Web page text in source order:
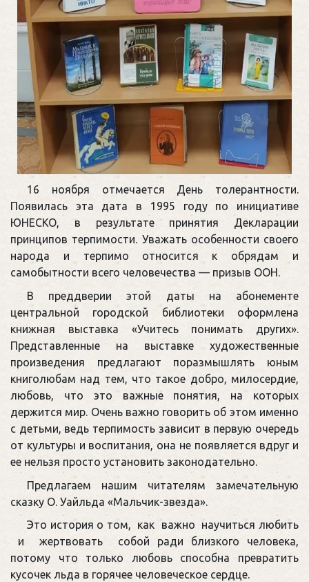
16 ноября отмечается День толерантности.
Появилась эта дата в 1995 году по инициативе
ЮНЕСКО, в результате принятия Декларации
принципов терпимости. Уважать особенности своего
народа и терпимо относится к обрядам и
самобытности всего человечества — призыв ООН.
В преддверии этой даты на абонементе
центральной городской библиотеки оформлена
книжная выставка «Учитесь понимать других».
Представленные на выставке художественные
произведения предлагают поразмышлять юным
книголюбам над тем, что такое добро, милосердие,
любовь, что это важные понятия, на которых
держится мир. Очень важно говорить об этом именно
с детьми, ведь терпимость зависит в первую очередь
от культуры и воспитания, она не появляется вдруг и
ее нельзя просто установить законодательно.
Предлагаем нашим читателям замечательную
сказку О. Уайльда «Мальчик-звезда».
Это история о том, как важно научиться любить
и жертвовать собой ради близкого человека,
потому что только любовь способна превратить
кусочек льда в горячее человеческое сердце.